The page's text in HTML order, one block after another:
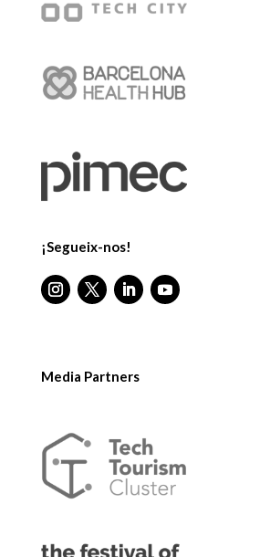
¡Segueix-nos!
Media Partners